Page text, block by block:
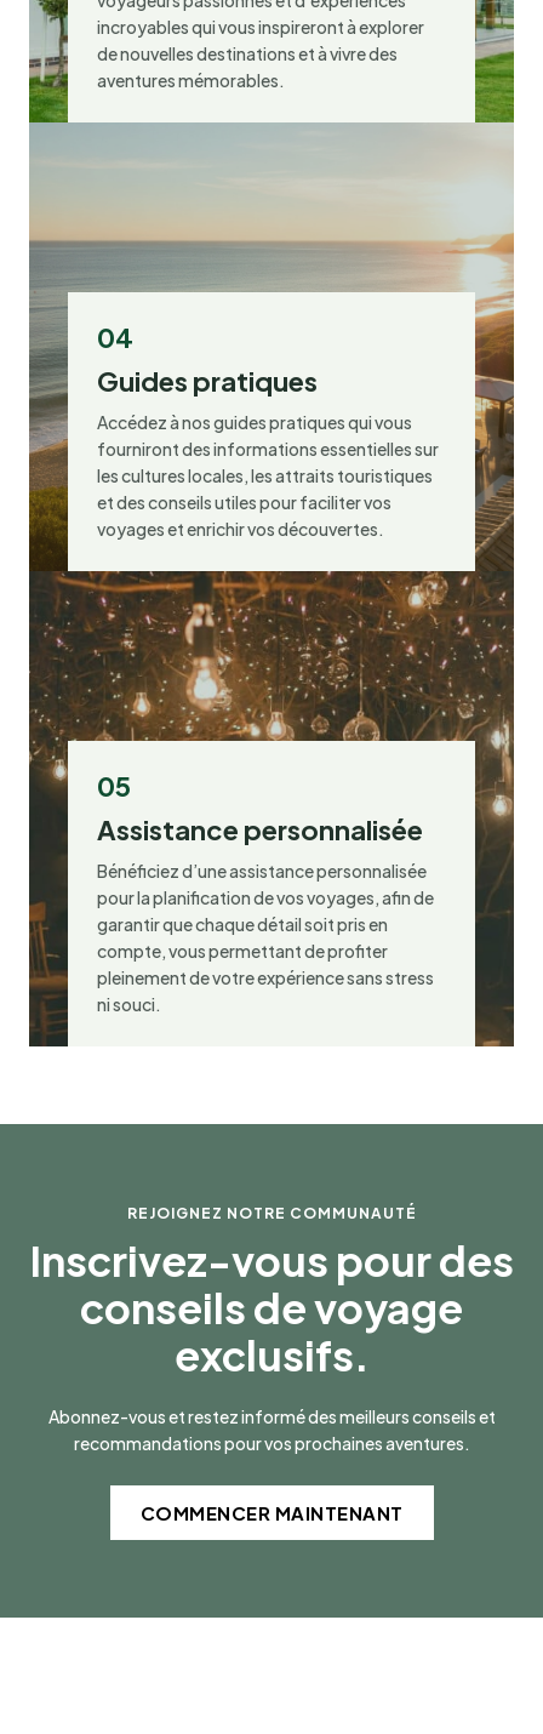
incroyables qui vous inspireront à explorer
de nouvelles destinations et à vivre des
aventures mémorables.
04
Guides pratiques
Accédez à nos guides pratiques qui vous
fourniront des informations essentielles sur
les cultures locales, les attraits touristiques
et des conseils utiles pour faciliter vos
voyages et enrichir vos découvertes.
05
Assistance personnalisée
Bénéficiez d’une assistance personnalisée
pour la planification de vos voyages, afin de
garantir que chaque détail soit pris en
compte, vous permettant de profiter
pleinement de votre expérience sans stress
ni souci.
REJOIGNEZ NOTRE COMMUNAUTÉ
Inscrivez-vous pour des
conseils de voyage
exclusifs.
Abonnez-vous et restez informé des meilleurs conseils et
recommandations pour vos prochaines aventures.
COMMENCER MAINTENANT